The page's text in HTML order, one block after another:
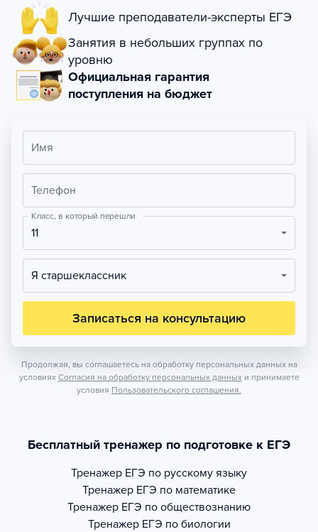
Лучшие преподаватели-эксперты ЕГЭ
Занятия в небольших группах по
уровню
Официальная гарантия
поступления на бюджет
Имя
Телефон
Класс, в который перешли
11
Я старшеклассник
Записаться на консультацию
Продолжая, вы соглашаетесь на обработку персональных данных на
условиях Согласия на обработку персональных данных и принимаете
условия Пользовательского соглашения.
Бесплатный тренажер по подготовке к ЕГЭ
Тренажер ЕГЭ по русскому языку
Тренажер ЕГЭ по математике
Тренажер ЕГЭ по обществознанию
Тренажер ЕГЭ по биологии